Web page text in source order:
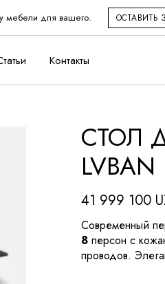
мебели для вашего. ОСТАВИТЬ
Контакты
СТОЛ
LVBAN
41 999 100
Современный
8персон с
проводов.